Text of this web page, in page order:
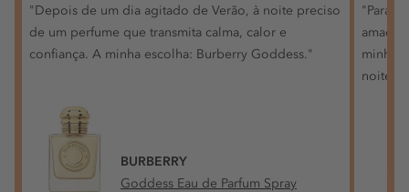
"Depois de um dia agitado de Verão, à noite preciso
de um perfume que transmita calma, calor e
confiança. A minha escolha: Burberry Goddess."
BURBERRY
Goddess Eau de Parfum Spray
"Para
minhas
noites